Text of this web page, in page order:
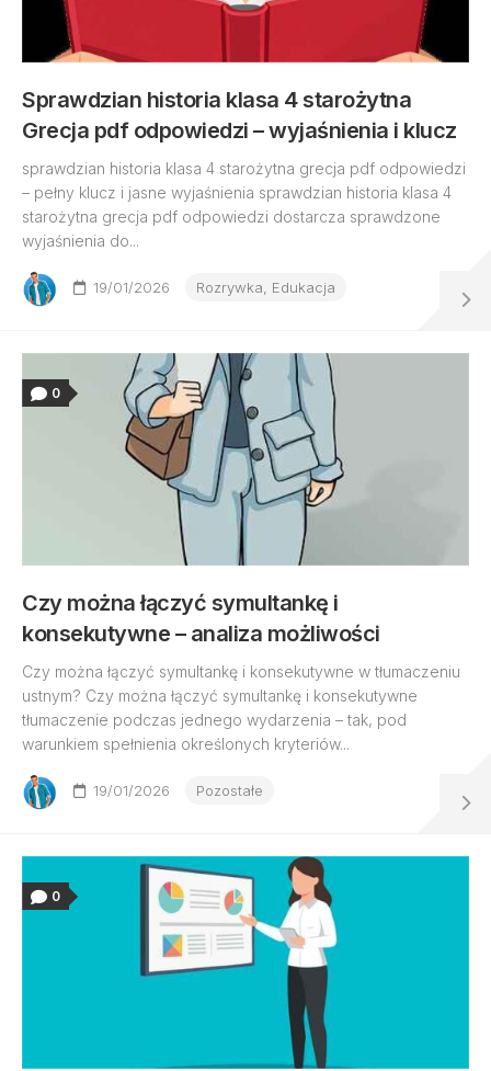
Sprawdzian historia klasa 4 starożytna
Grecja pdf odpowiedzi – wyjaśnienia i klucz
sprawdzian historia klasa 4 starożytna grecja pdf odpowiedzi
– pełny klucz i jasne wyjaśnienia sprawdzian historia klasa 4
starożytna grecja pdf odpowiedzi dostarcza sprawdzone
wyjaśnienia do...
19/01/2026 Rozrywka, Edukacja
0
Czy można łączyć symultankę i
konsekutywne – analiza możliwości
Czy można łączyć symultankę i konsekutywne w tłumaczeniu
ustnym? Czy można łączyć symultankę i konsekutywne
tłumaczenie podczas jednego wydarzenia – tak, pod
warunkiem spełnienia określonych kryteriów...
19/01/2026 Pozostałe
0